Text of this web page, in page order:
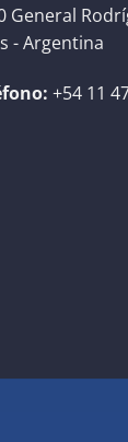
General
- Argentina
+54 11